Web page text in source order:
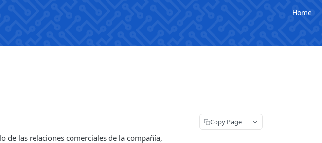
Home
de las relaciones comerciales de la compañía,
Copy Page